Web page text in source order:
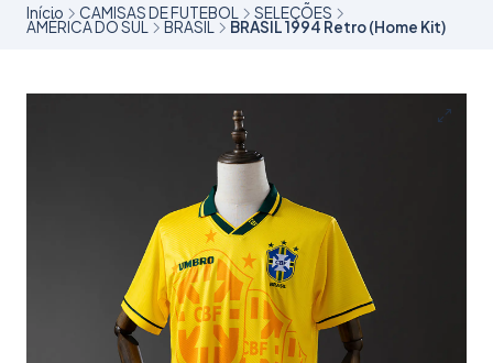
Início CAMISAS DE FUTEBOL SELEÇÕES
AMÉRICA DO SUL BRASIL BRASIL 1994 Retro (Home Kit)